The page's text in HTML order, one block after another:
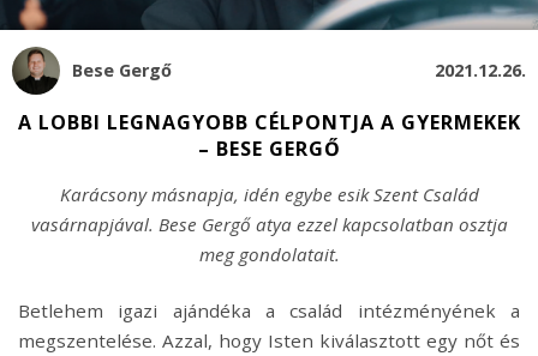
Bese Gergő 2021.12.26.
A LOBBI LEGNAGYOBB CÉLPONTJA A GYERMEKEK
– BESE GERGŐ
Karácsony másnapja, idén egybe esik Szent Család
vasárnapjával. Bese Gergő atya ezzel kapcsolatban osztja
meg gondolatait.
Betlehem igazi ajándéka a család intézményének a
megszentelése. Azzal, hogy Isten kiválasztott egy nőt és